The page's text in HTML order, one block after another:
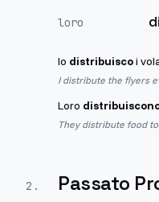
loro
Io distribuiscoi
I distribute the flyers
Loro
They distribute food
2 . Passato